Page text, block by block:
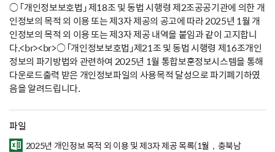
○ 「개인정보보호법」 제18조 및 동법 시행령 제2조공공기관에 의한 개
인정보의 목적 외 이용 또는 제3자 제공의 공고에 따라 2025년 1월 개
인정보의 목적 외 이용 또는 제3자 제공 내역을 붙임과 같이 고지합니
다.<br><br>○ 「개인정보보호법」제21조 및 동법 시행령 제16조개인
정보의 파기방법와 관련하여 2025년 1월 통합보훈정보시스템을 통해
다운로드출력 받은 개인정보파일의 사용목적 달성으로 파기폐기하였
음을 알려드립니다.
파일
2025년 개인정보 목적 외 이용 및 제3자 제공 목록(1월，충북남